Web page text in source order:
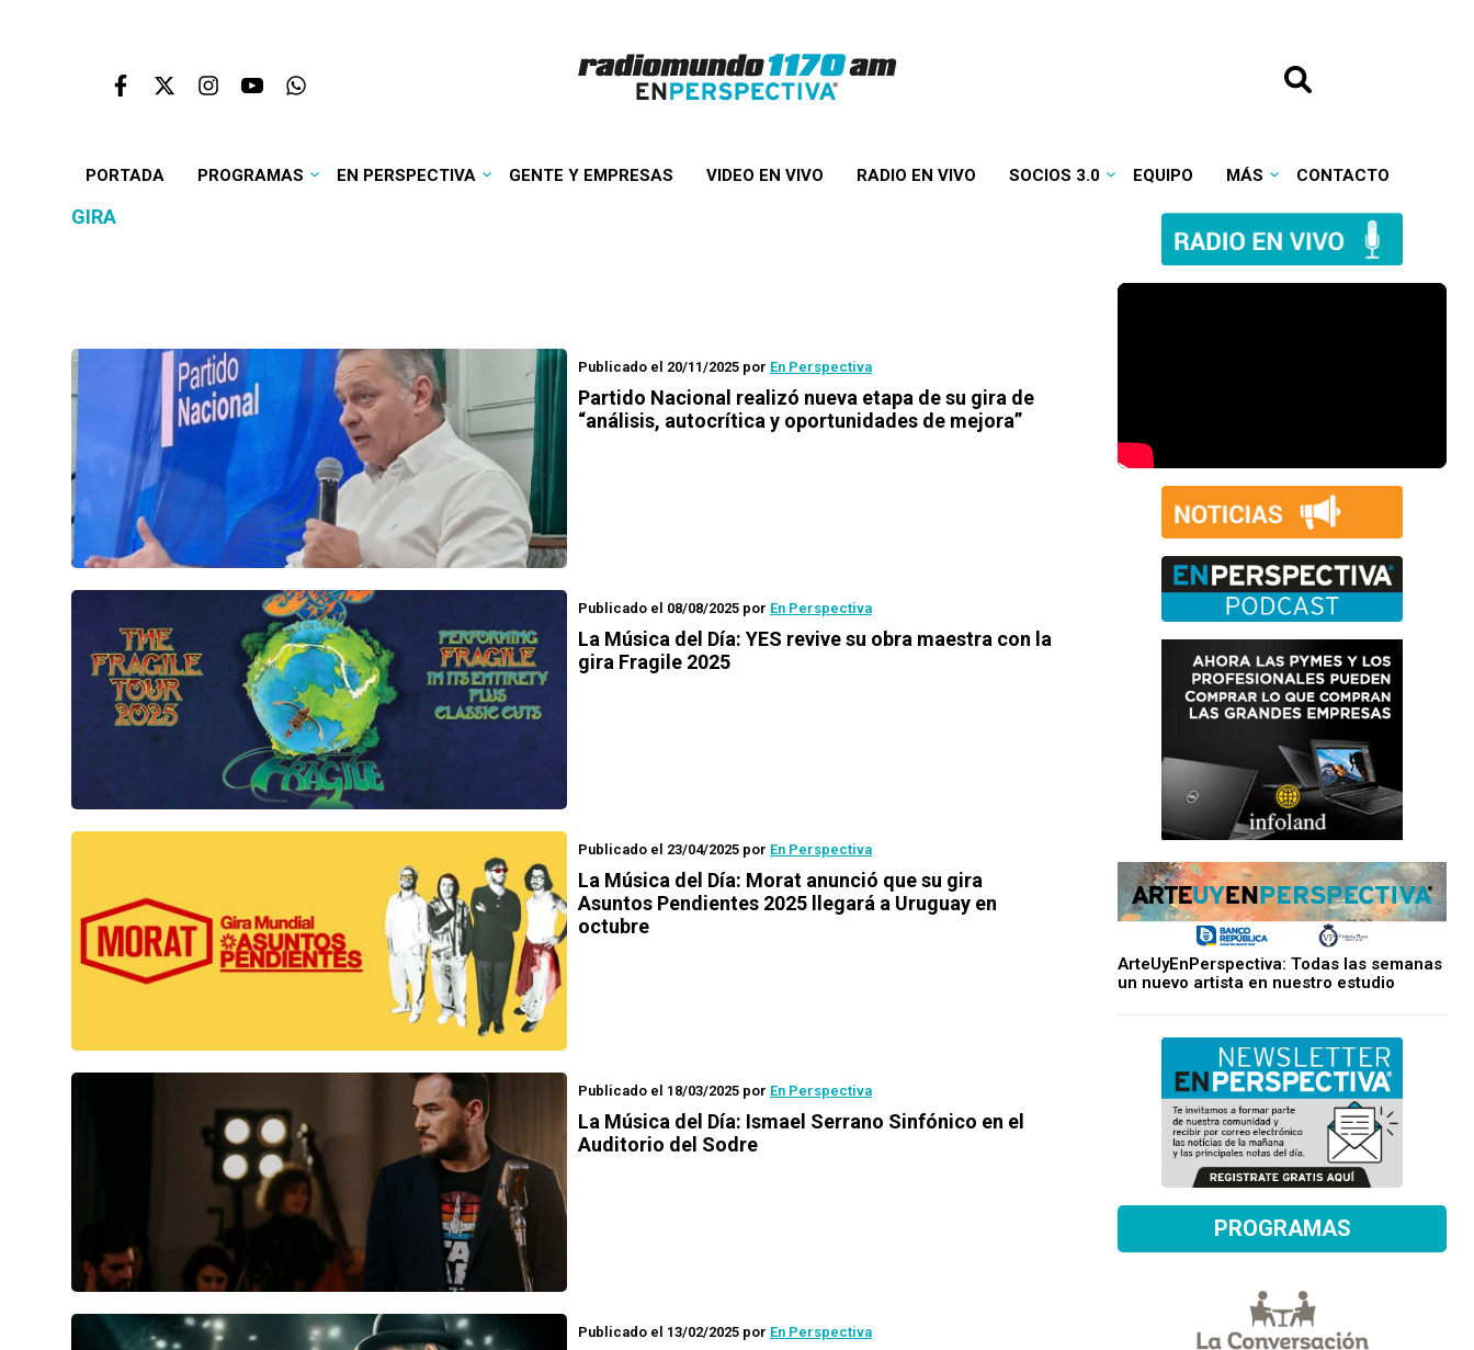
PORTADA PROGRAMAS EN PERSPECTIVA GENTE Y EMPRESAS VIDEO EN VIVO RADIO EN VIVO SOCIOS 3.0 EQUIPO MÁS CONTACTO
GIRA
Publicado el 20/11/2025 por En Perspectiva
Partido Nacional realizó nueva etapa de su gira de
“análisis, autocrítica y oportunidades de mejora”
Publicado el 08/08/2025 por En Perspectiva
La Música del Día: YES revive su obra maestra con la
gira Fragile 2025
Publicado el 23/04/2025 por En Perspectiva
La Música del Día: Morat anunció que su gira
Asuntos Pendientes 2025 llegará a Uruguay en
octubre
Publicado el 18/03/2025 por En Perspectiva
La Música del Día: Ismael Serrano Sinfónico en el
Auditorio del Sodre
Publicado el 13/02/2025 por En Perspectiva
ArteUyEnPerspectiva: Todas las semanas
un nuevo artista en nuestro estudio
PROGRAMAS